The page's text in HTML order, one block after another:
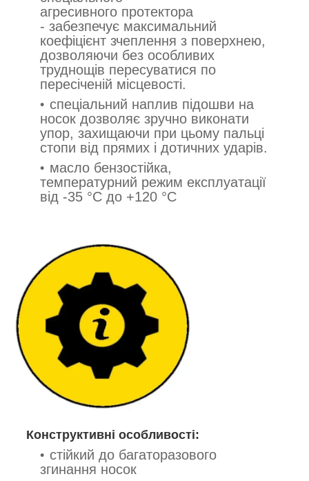
агресивного протектора
- забезпечує максимальний
коефіцієнт зчеплення з поверхнею,
дозволяючи без особливих
труднощів пересуватися по
пересіченій місцевості.
спеціальний наплив підошви на
носок дозволяє зручно виконати
упор, захищаючи при цьому пальці
стопи від прямих і дотичних ударів.
масло бензостійка,
температурний режим експлуатації
від -35 °C до +120 °C
Конструктивні особливості:
стійкий до багаторазового
згинання носок